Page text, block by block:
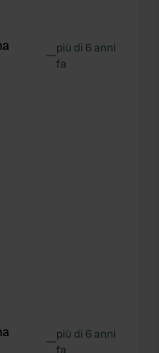
—più di 6 anni
fa
—più di 6 anni
fa